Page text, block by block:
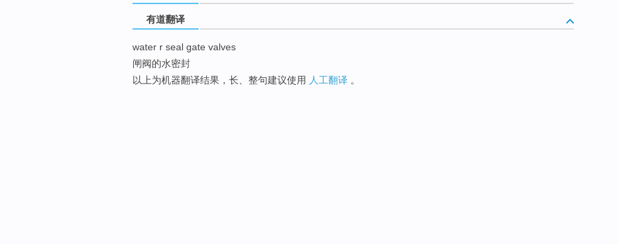
有道翻译
water r seal gate valves
闸阀的水密封
以上为机器翻译结果，长、整句建议使用 人工翻译 。